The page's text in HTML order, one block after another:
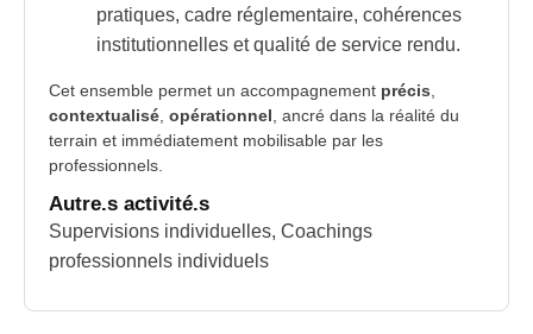
pratiques, cadre réglementaire, cohérences
institutionnelles et qualité de service rendu.
Cet ensemble permet un accompagnement précis
contextualisé opérationnel , ancré dans la réalité du
terrain et immédiatement mobilisable par les
professionnels.
Autre.s activité.s
Supervisions individuelles, Coachings
professionnels individuels